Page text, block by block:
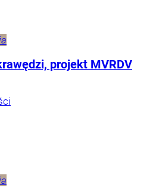
projekt MVRDV